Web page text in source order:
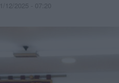
31/12/2025 - 07:20